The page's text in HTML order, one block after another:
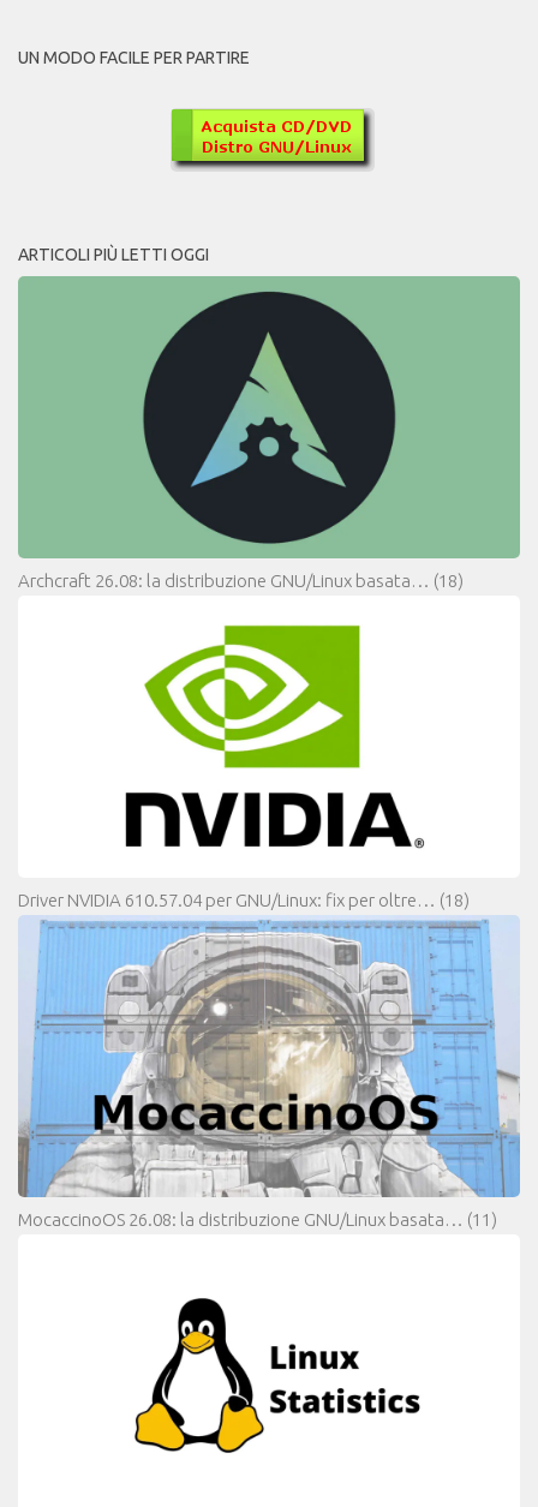
UN MODO FACILE PER PARTIRE
ARTICOLI PIÙ LETTI OGGI
Archcraft 26.08: la distribuzione GNU/Linux basata… (18)
Driver NVIDIA 610.57.04 per GNU/Linux: fix per oltre… (18)
MocaccinoOS 26.08: la distribuzione GNU/Linux basata… (11)